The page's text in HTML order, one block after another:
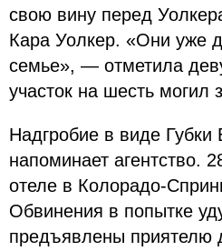
свою вину перед
Кара Уолкер. «Они уже
семье», — отметила
участок на шесть могил
Надгробие в виде
напоминает агентство.
отеле в Колорадо-
Обвинения в попытке
предъявлены приятелю